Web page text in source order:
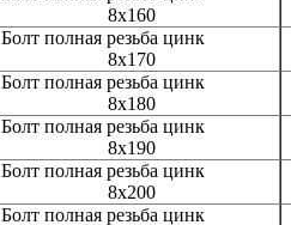
8х160
Болт полная резьба цинк
8х170
Болт полная резьба цинк
8х180
Болт полная резьба цинк
8х190
Болт полная резьба цинк
8х200
Болт полная резьба цинк